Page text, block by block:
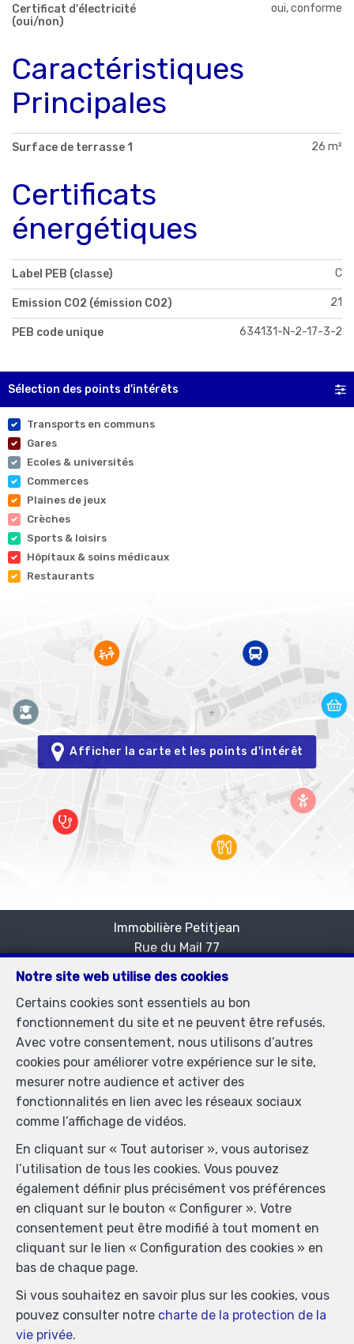
Certificat d'électricité
(oui/non)
oui, conforme
Caractéristiques
Principales
Surface de terrasse 1 26 m²
Certificats
énergétiques
Label PEB (classe) C
Emission CO2 (émission CO2) 21
PEB code unique 634131-N-2-17-3-2
Sélection des points d'intérêts
Transports en communs
Gares
Ecoles & universités
Commerces
Plaines de jeux
Crèches
Sports & loisirs
Hôpitaux & soins médicaux
Restaurants
Afficher la carte et les points d'intérêt
Notre site web utilise des cookies
Certains cookies sont essentiels au bon
fonctionnement du site et ne peuvent être refusés.
Avec votre consentement, nous utilisons d’autres
cookies pour améliorer votre expérience sur le site,
mesurer notre audience et activer des
fonctionnalités en lien avec les réseaux sociaux
comme l’affichage de vidéos.
En cliquant sur « Tout autoriser », vous autorisez
l’utilisation de tous les cookies. Vous pouvez
également définir plus précisément vos préférences
en cliquant sur le bouton « Configurer ». Votre
consentement peut être modifié à tout moment en
cliquant sur le lien « Configuration des cookies » en
bas de chaque page.
Si vous souhaitez en savoir plus sur les cookies, vous
pouvez consulter notre charte de la protection de la
vie privée.
Immobilière Petitjean
—
Rue du Mail 77
1050 Bruxelles
—
immopetitjean@gmail.com
Agent immobilier agréé IPI sous le numéro 505438 en
Belgique - N° entreprise : TVA BE-0425.723.793-
Instance de contrôle: Institut professionnel des agents
immobiliers, rue du Luxembourg 16B, 1000 Bruxelles
(+32 2 505 38 50 - info@ipi.be) - Soumis au
déontologique de l’ IPI
RC professionnelle et cautionnement via AXA Belgium
SA, Place du Trône 1, 1000 Bruxelles – police n°
730.390.160. Couverture valable pour les activités
réalisées en Belgique
Charte de la protection de la vie privée
Configuration des cookies